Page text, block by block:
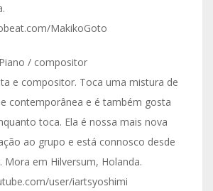
MakikoGoto
/ compositor
e compositor. Toca uma mistura de
contemporânea e é também gosta
toca. Ela é nossa mais nova
ao grupo e está connosco desde
Mora em Hilversum, Holanda.
user/iartsyoshimi